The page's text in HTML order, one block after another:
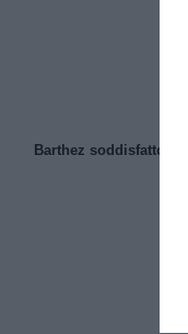
Barthez soddisfatto